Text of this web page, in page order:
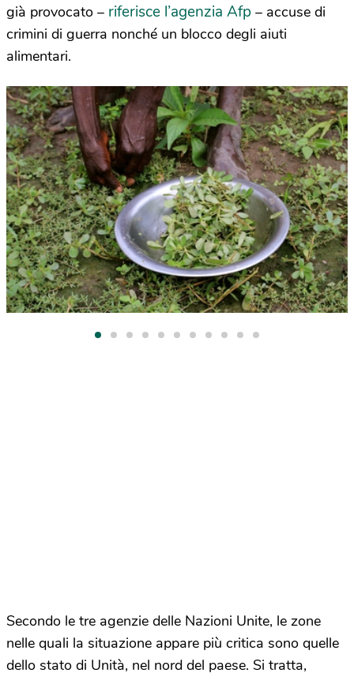
già provocato – riferisce l’agenzia Afp – accuse di
crimini di guerra nonché un blocco degli aiuti
alimentari.
Secondo le tre agenzie delle Nazioni Unite, le zone
nelle quali la situazione appare più critica sono quelle
dello stato di Unità, nel nord del paese. Si tratta,